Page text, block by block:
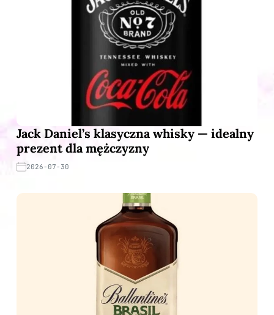
Jack Daniel’s klasyczna whisky — idealny
prezent dla mężczyzny
2026-07-30